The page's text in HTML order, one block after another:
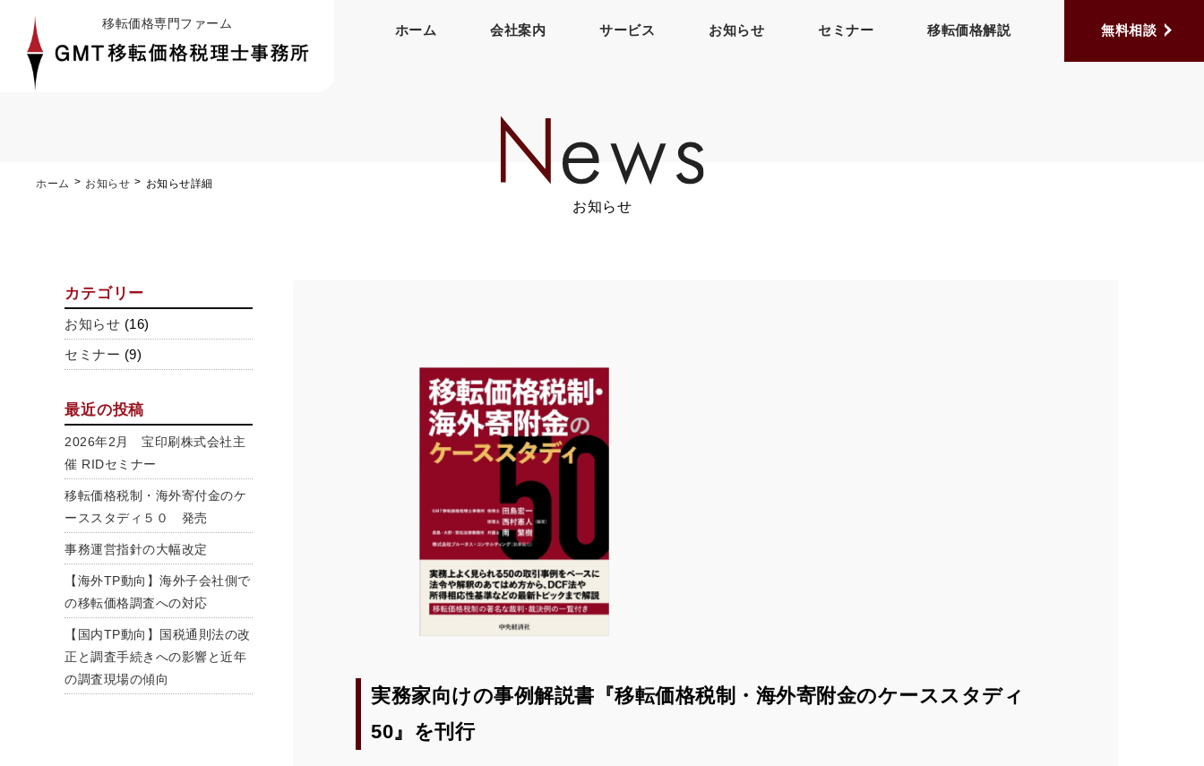
移転価格専門ファーム ホーム 会社案内 サービス お知らせ セミナー 移転価格解説 無料相談
ホーム お知らせ お知らせ詳細
お知らせ
実務家向けの事例解説書『移転価格税制・海外寄附金のケーススタディ
50』を刊行
カテゴリー
お知らせ (16)
セミナー (9)
最近の投稿
2026年2月 宝印刷株式会社主
催 RIDセミナー
移転価格税制・海外寄付金のケ
ーススタディ５０ 発売
事務運営指針の大幅改定
【海外TP動向】海外子会社側で
の移転価格調査への対応
【国内TP動向】国税通則法の改
正と調査手続きへの影響と近年
の調査現場の傾向